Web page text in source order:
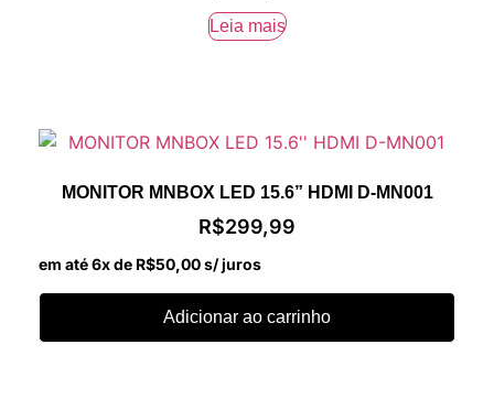
Leia mais
MONITOR MNBOX LED 15.6” HDMI D-MN001
R$299,99
em até 6x de R$50,00s/ juros
Adicionar ao carrinho